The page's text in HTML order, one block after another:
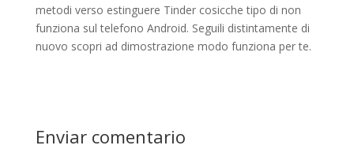
metodi verso estinguere Tinder cosicche tipo di non
funziona sul telefono Android. Seguili distintamente di
nuovo scopri ad dimostrazione modo funziona per te.
Enviar comentario